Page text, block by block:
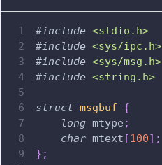
#include <stdio.h>
#include <sys/ipc.h>
#include <sys/msg.h>
#include <string.h>
struct msgbuf
{
long mtype ;
char mtext [100] ;
} ;